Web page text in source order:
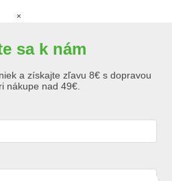
×
sa k nám
a získajte zľavu 8€ s dopravou
nákupe nad 49€.